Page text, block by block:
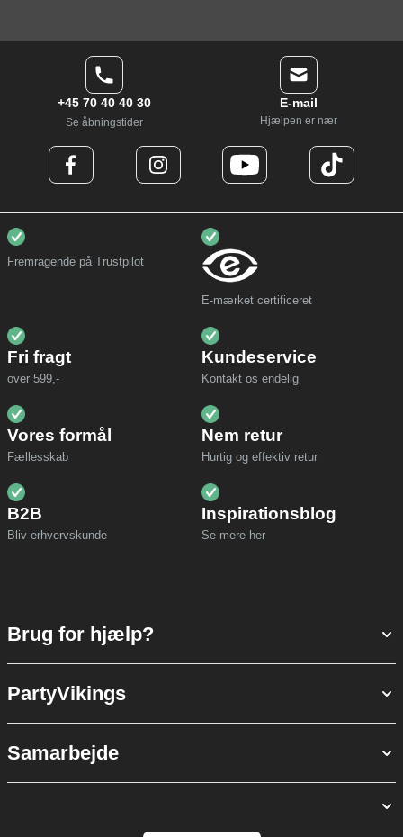
+45 70 40 40 30
Se åbningstider
E-mail
Hjælpen er nær
Fremragende på Trustpilot
E-mærket certificeret
Fri fragt
over 599,-
Kundeservice
Kontakt os endelig
Vores formål
Fællesskab
Nem retur
Hurtig og effektiv retur
B2B
Bliv erhvervskunde
Inspirationsblog
Se mere her
Brug for hjælp?
PartyVikings
Samarbejde